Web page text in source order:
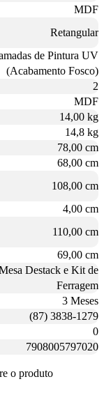
MDF
Retangular
de Pintura UV
(Acabamento Fosco)
2
MDF
14,00 kg
14,8 kg
78,00 cm
68,00 cm
108,00 cm
4,00 cm
110,00 cm
69,00 cm
Destack e Kit de
Ferragem
3 Meses
(87) 3838-1279
0
7908005797020
o produto